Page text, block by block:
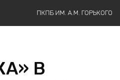
ПКПБ ИМ. А.М. ГОРЬКОГО
В